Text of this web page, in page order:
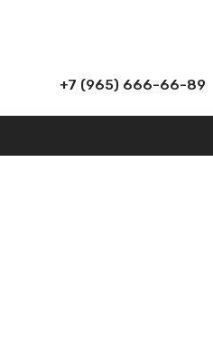
666-66-89
Поиск